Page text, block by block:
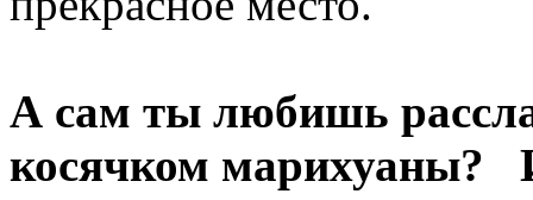
А сам ты любишь
косячком марихуаны?